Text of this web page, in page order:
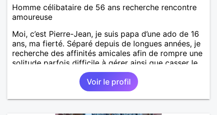
Homme célibataire de 56 ans recherche rencontre
amoureuse
Moi, c’est Pierre-Jean, je suis papa d’une ado de 16
ans, ma fierté. Séparé depuis de longues années, je
recherche des affinités amicales afin de rompre une
solitude parfois difficile à gérer ainsi que casser le
vague à l’âme. L’amitié reste extrêmement
importante à mes yeux mais peut se décliner en des
sentiments plus puissants. « Le temps fera son
œuvre » disait Arthur Schopenhauer, philosophe
Voir le profil